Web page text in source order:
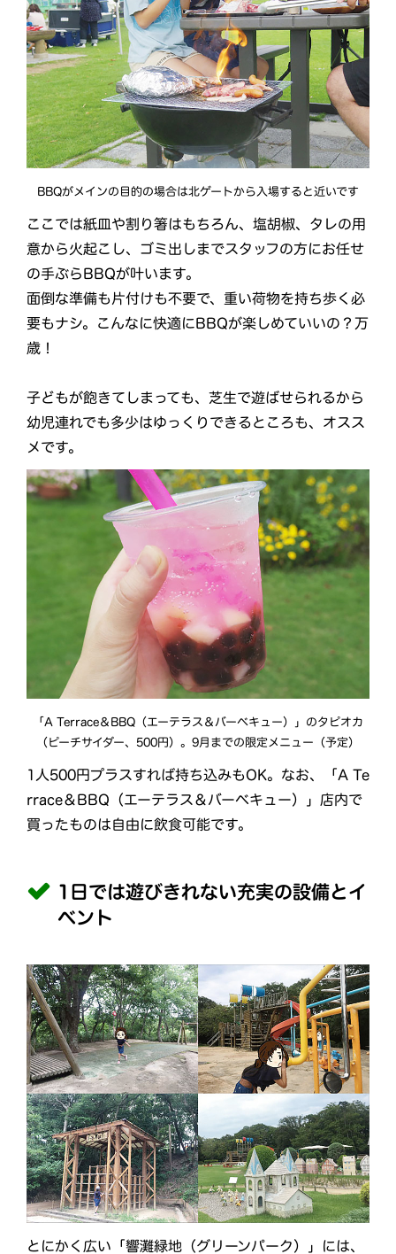
BBQがメインの目的の場合は北ゲートから入場すると近いです
ここでは紙皿や割り箸はもちろん、塩胡椒、タレの用
意から火起こし、ゴミ出しまでスタッフの方にお任せ
の手ぶらBBQが叶います。
面倒な準備も片付けも不要で、重い荷物を持ち歩く必
要もナシ。こんなに快適にBBQが楽しめていいの？万
歳！
子どもが飽きてしまっても、芝生で遊ばせられるから
幼児連れでも多少はゆっくりできるところも、オスス
メです。
「A Terrace＆BBQ（エーテラス＆バーベキュー）」のタピオカ
（ピーチサイダー、500円）。9月までの限定メニュー（予定）
1人500円プラスすれば持ち込みもOK。なお、「A Te
rrace＆BBQ（エーテラス＆バーベキュー）」店内で
買ったものは自由に飲食可能です。
1日では遊びきれない充実の設備とイ
ベント
とにかく広い「響灘緑地（グリーンパーク）」には、